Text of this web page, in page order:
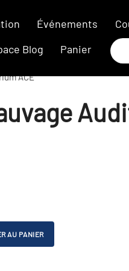
Événements
Blog
Panier
de
ACE
AU PANIER
l